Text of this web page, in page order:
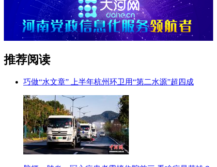
推荐阅读
巧做“水文章” 上半年杭州环卫用“第二水源”超四成